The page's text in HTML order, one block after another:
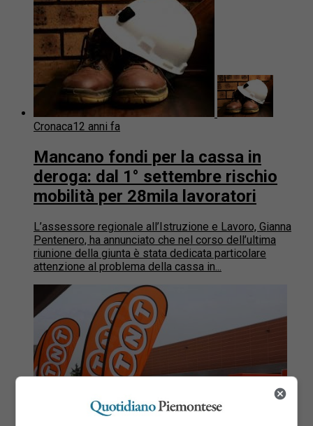
Cronaca12 anni fa
Mancano fondi per la cassa in
deroga: dal 1° settembre rischio
mobilità per 28mila lavoratori
L’assessore regionale all’Istruzione e Lavoro, Gianna
Pentenero, ha annunciato che nel corso dell’ultima
riunione della giunta è stata dedicata particolare
attenzione al problema della cassa in...